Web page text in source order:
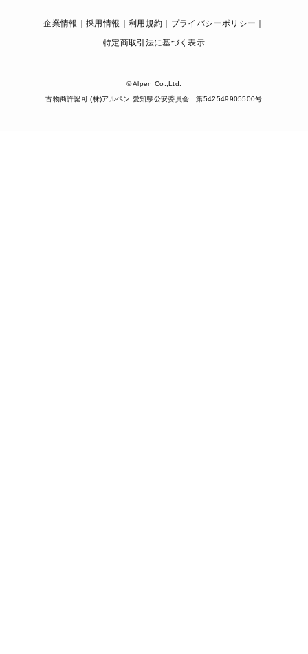
企業情報 採用情報 利用規約
プライバシーポリシー
特定商取引法に基づく表示
© Alpen Co.,Ltd.
古物商許認可 (株)アルペン 愛知県公安委員会 第542549905500号